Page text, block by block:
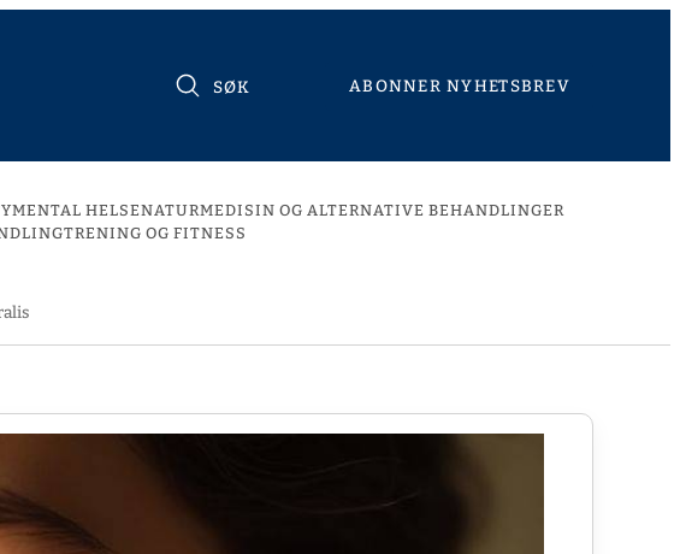
SØK ABONNER NYHETSBREV
MENTAL HELSENATURMEDISIN OG ALTERNATIVE BEHANDLINGER
TRENING OG FITNESS